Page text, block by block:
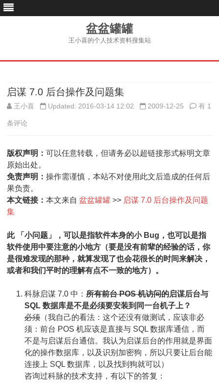
盆盆罐罐
王小喜的个人技术资料搜集站
跳
容
启谋 7.0 后台操作及问题集
王小喜 Updated: 2016-03-14 12:02 2009-12-25 启
后
台
问
题
有 1
条评论
版权声明： 可以任意转载，但请务必以超链接形式标明文章
原始出处。
免责声明： 操作需谨慎，本站不对使用此文后造成的任何后
果负责。
本文链接： 本文来自 盆盆罐罐 >> 启谋 7.0 后台操作及问题
集
此 「小问题」，可以是指软件本身的小 Bug，也可以是指
软件使用中要注意的小地方（要是没有前辈的经验的话，你
是很难发现的那种，就算发现了也会花很长的时间来解决，
或者和我们平时的理解有点不一致的地方）。
科脉启谋 7.0 中： 所有前台 POS 机访问的启谋后台与
SQL 数据库是不是必须要安装到同一台机子上？
必须 （我自己的看法：这个还没有做测试，应该非必
须：前台 POS 机应该是直接与 SQL 数据库通信，而
不是与启谋后台通信。我认为启谋后台的作用就是界面
化的操作数据库，以及识别加密狗，所以只要让后台能
连接上 SQL 数据库，以及找到狗就可以）
咨询过科脉的技术支持，有以下的答复：